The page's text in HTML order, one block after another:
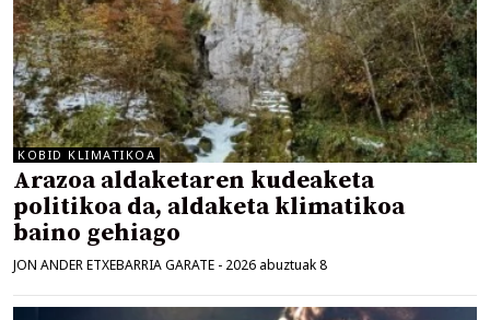
KOBID KLIMATIKOA
Arazoa aldaketaren kudeaketa
politikoa da, aldaketa klimatikoa
baino gehiago
JON ANDER ETXEBARRIA GARATE - 2026 abuztuak 8